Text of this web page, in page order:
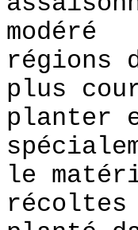
modéré
régions
plus
planter
le
récoltes